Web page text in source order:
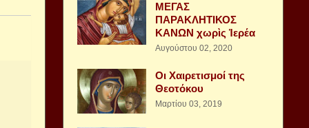
ΜΕΓΑΣ
ΠΑΡΑΚΛΗΤΙΚΟΣ
ΚΑΝΩΝ χωρὶς Ἱερέα
Αυγούστου 02, 2020
Οι Χαιρετισμοί της
Θεοτόκου
Μαρτίου 03, 2019